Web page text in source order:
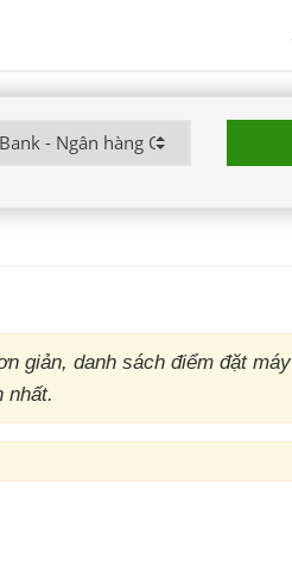
giản, danh sách điểm đặt
nhất.